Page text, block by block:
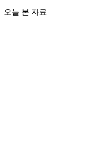
오늘 본 자료